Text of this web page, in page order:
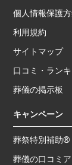
個人情報保護
利用規約
サイトマップ
口コミ・ラン
葬儀の掲示板
キャンペーン
葬祭特別補助
葬儀の口コミ